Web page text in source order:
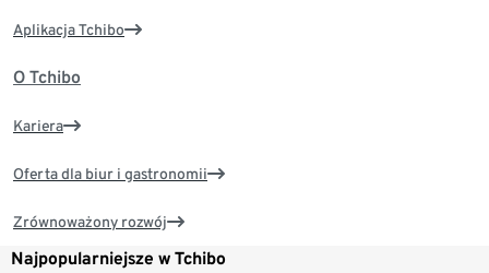
Aplikacja Tchibo
O Tchibo
Kariera
Oferta dla biur i gastronomii
Zrównoważony rozwój
Najpopularniejsze w Tchibo